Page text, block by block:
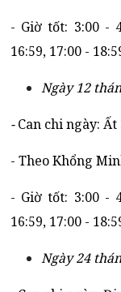
- Giờ tốt: 3:00 -
16:59, 17:00 -
Ngày 12
-Can chi ngày: Ất
- Theo Khổng
- Giờ tốt: 3:00 -
16:59, 17:00 -
Ngày 24